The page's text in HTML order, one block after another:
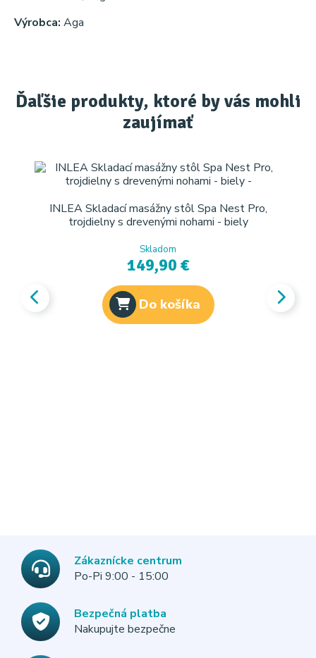
Výrobca: Aga
Ďaľšie produkty, ktoré by vás mohli
zaujímať
INLEA Skladací masážny stôl Spa Nest Pro,
trojdielny s drevenými nohami - biely
Skladom
149,90 €
Do košíka
Zákaznícke centrum
Po-Pi 9:00 - 15:00
Bezpečná platba
Nakupujte bezpečne